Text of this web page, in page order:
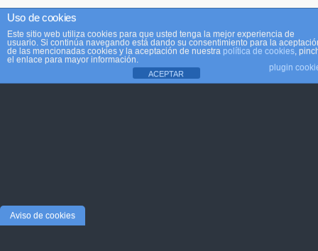
Uso de cookies
Este sitio web utiliza cookies para que usted tenga la mejor experiencia de
usuario. Si continúa navegando está dando su consentimiento para la
de las mencionadas cookies y la aceptación de nuestra política de cookies,
el enlace para mayor información.
plugin
ACEPTAR
Aviso de cookies